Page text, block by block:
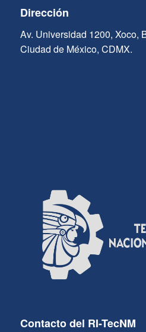
Dirección
Av. Universidad 1200, Xoco,
Ciudad de México, CDMX.
Contacto del RI-TecNM